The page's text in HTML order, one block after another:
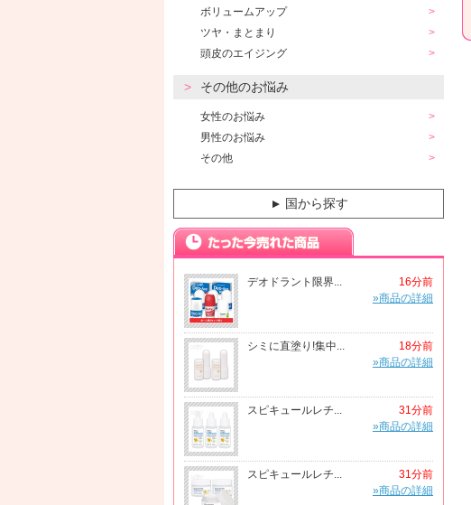
ボリュームアップ
ツヤ・まとまり
頭皮のエイジング
その他のお悩み
女性のお悩み
男性のお悩み
その他
▼ 国から探す
デオドラント限界...
16分前
»商品の詳細
シミに直塗り!集中...
18分前
»商品の詳細
スピキュールレチ...
31分前
»商品の詳細
スピキュールレチ...
31分前
»商品の詳細